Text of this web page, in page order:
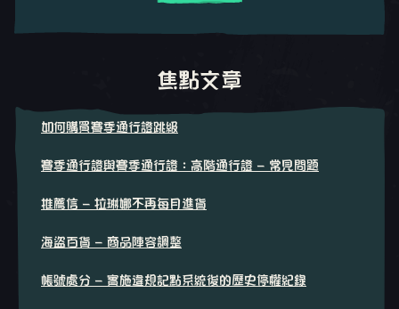
焦點文章
如何購買賽季通行證跳級
賽季通行證與賽季通行證：高階通行證 - 常見問題
推薦信 - 拉琳娜不再每月進貨
海盜百貨 - 商品陣容調整
帳號處分 - 實施違規記點系統後的歷史停權紀錄